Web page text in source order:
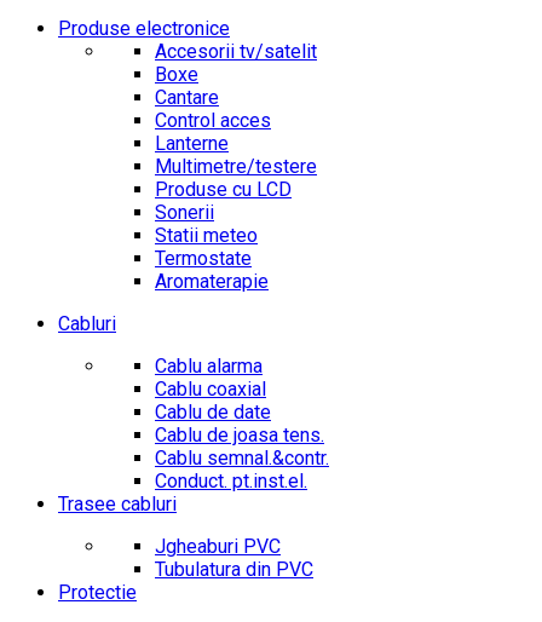
Produse electronice
Accesorii tv/satelit
Boxe
Cantare
Control acces
Lanterne
Multimetre/testere
Produse cu LCD
Sonerii
Statii meteo
Termostate
Aromaterapie
Cabluri
Cablu alarma
Cablu coaxial
Cablu de date
Cablu de joasa tens.
Cablu semnal.&contr.
Conduct. pt.inst.el.
Trasee cabluri
Jgheaburi PVC
Tubulatura din PVC
Protectie